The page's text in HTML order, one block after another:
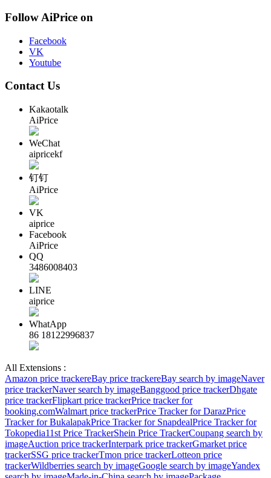
Follow AiPrice on
Facebook
VK
Youtube
Contact Us
Kakaotalk
AiPrice
WeChat
aipricekf
钉钉
AiPrice
VK
aiprice
Facebook
AiPrice
QQ
3486008403
LINE
aiprice
WhatApp
86 18122996837
All Extensions :
Amazon price trackereBay price trackereBay search by imageNaver
price trackerNaver search by imageBanggood price trackerDhgate
price trackerFlipkart price trackerPrice tracker for
booking.comWalmart price trackerPrice Tracker for DarazPrice
Tracker for BukalapakPrice Tracker for SnapdealPrice Tracker for
Tokopedia11st Price TrackerShein Price TrackerCoupang search by
imageAuction price trackerInterpark price trackerGmarket price
trackerSSG price trackerTmon price trackerLotteon price
trackerWildberries search by imageGoogle search by imageYandex